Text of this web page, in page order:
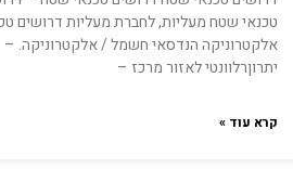
טכנאי שטח מעליות, לחברת מעליות דרושים
אלקטרוניקה הנדסאי חשמל / אלקטרוניקה. –
יתרוןרלוונטי לאזור מרכז –
קרא עוד »